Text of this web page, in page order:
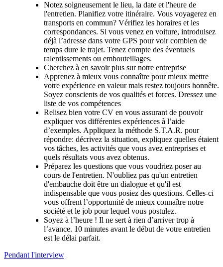
Notez soigneusement le lieu, la date et l'heure de
l'entretien. Planifiez votre itinéraire. Vous voyagerez en
transports en commun? Vérifiez les horaires et les
correspondances. Si vous venez en voiture, introduisez
déjà l’adresse dans votre GPS pour voir combien de
temps dure le trajet. Tenez compte des éventuels
ralentissements ou embouteillages.
Cherchez à en savoir plus sur notre entreprise
Apprenez à mieux vous connaître pour mieux mettre
votre expérience en valeur mais restez toujours honnête.
Soyez conscients de vos qualités et forces. Dressez une
liste de vos compétences
Relisez bien votre CV en vous assurant de pouvoir
expliquer vos différentes expériences à l’aide
d’exemples. Appliquez la méthode S.T.A.R. pour
répondre: décrivez la situation, expliquez quelles étaient
vos tâches, les activités que vous avez entreprises et
quels résultats vous avez obtenus.
Préparez les questions que vous voudriez poser au
cours de l'entretien. N'oubliez pas qu'un entretien
d'embauche doit être un dialogue et qu'il est
indispensable que vous posiez des questions. Celles-ci
vous offrent l’opportunité de mieux connaître notre
société et le job pour lequel vous postulez.
Soyez à l’heure ! Il ne sert à rien d’arriver trop à
l’avance. 10 minutes avant le début de votre entretien
est le délai parfait.
Pendant l'interview